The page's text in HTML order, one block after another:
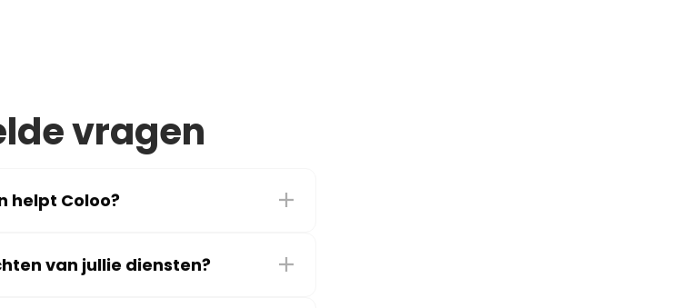
vragen
helpt Coloo?
van jullie diensten?